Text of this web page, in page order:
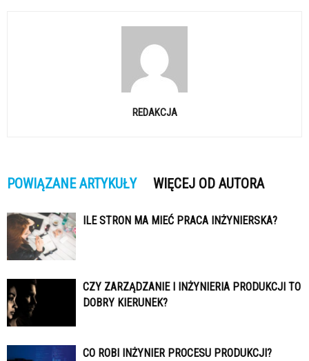
REDAKCJA
POWIĄZANE ARTYKUŁY WIĘCEJ OD AUTORA
ILE STRON MA MIEĆ PRACA INŻYNIERSKA?
CZY ZARZĄDZANIE I INŻYNIERIA PRODUKCJI TO
DOBRY KIERUNEK?
CO ROBI INŻYNIER PROCESU PRODUKCJI?